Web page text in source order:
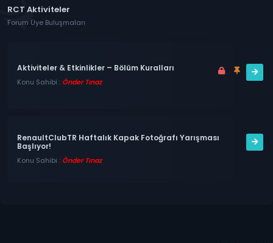
RCT Aktiviteler
Forum Üye Buluşmaları
Aktiviteler & Etkinlikler – Bölüm Kuralları
Konu Sahibi : Önder Tınaz
RenaultClubTR Haftalık Kapak Fotoğrafı Yarışması
Başlıyor!
Konu Sahibi : Önder Tınaz